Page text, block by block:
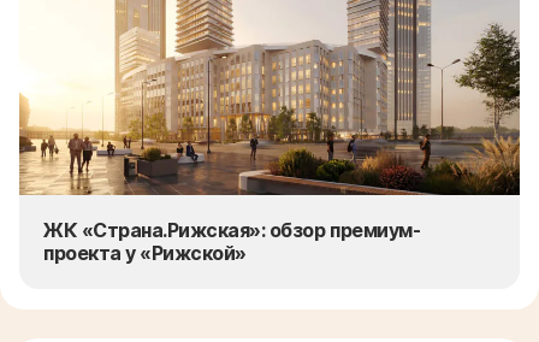
ЖК «Страна.Рижская»: обзор премиум-
проекта у «Рижской»